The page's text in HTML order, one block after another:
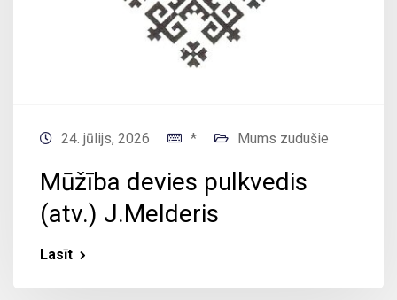
24. jūlijs, 2026 * Mums zudušie
Mūžība devies pulkvedis
(atv.) J.Melderis
Lasīt